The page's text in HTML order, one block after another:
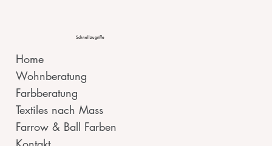
Schnellzugriffe
Home
Wohnberatung
Farbberatung
Textiles nach Mass
Farrow & Ball Farben